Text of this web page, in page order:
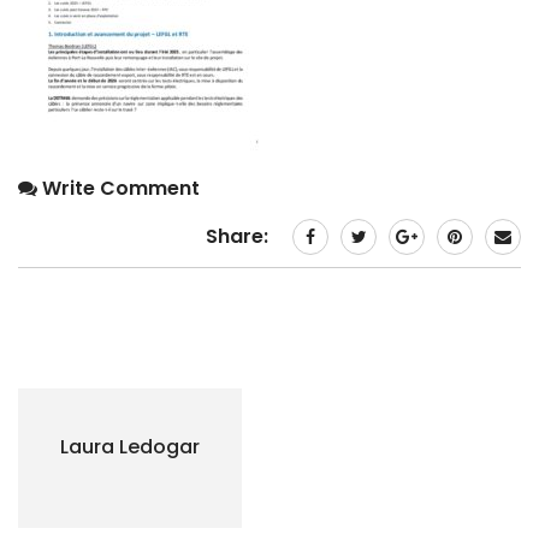
Write Comment
Share:
Laura Ledogar